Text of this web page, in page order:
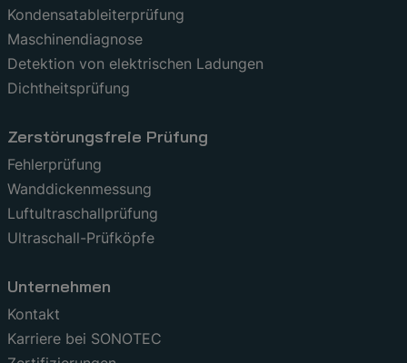
Kondensatableiterprüfung
Maschinendiagnose
Detektion von elektrischen Ladungen
Dichtheitsprüfung
Zerstörungsfreie Prüfung
Fehlerprüfung
Wanddickenmessung
Luftultraschallprüfung
Ultraschall-Prüfköpfe
Unternehmen
Kontakt
Karriere bei SONOTEC